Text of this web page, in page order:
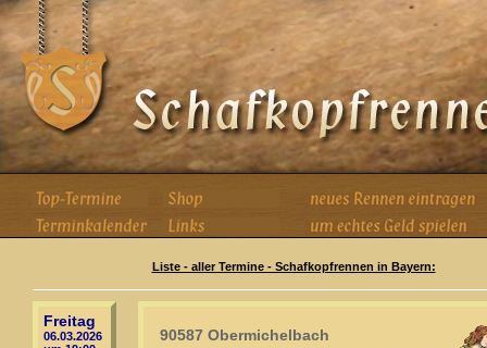
Liste - aller Termine - Schafkopfrennen in Bayern:
Freitag
06.03.2026
90587 Obermichelbach